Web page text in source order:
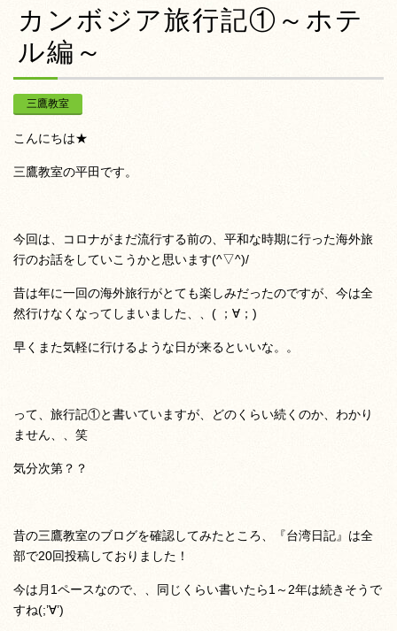
カンボジア旅行記①～ホテ
ル編～
三鷹教室
こんにちは★
三鷹教室の平田です。
今回は、コロナがまだ流行する前の、平和な時期に行った海外旅
行のお話をしていこうかと思います(^▽^)/
昔は年に一回の海外旅行がとても楽しみだったのですが、今は全
然行けなくなってしまいました、、( ；∀；)
早くまた気軽に行けるような日が来るといいな。。
って、旅行記①と書いていますが、どのくらい続くのか、わかり
ません、、笑
気分次第？？
昔の三鷹教室のブログを確認してみたところ、『台湾日記』は全
部で20回投稿しておりました！
今は月1ペースなので、、同じくらい書いたら1～2年は続きそうで
すね(;’∀’)